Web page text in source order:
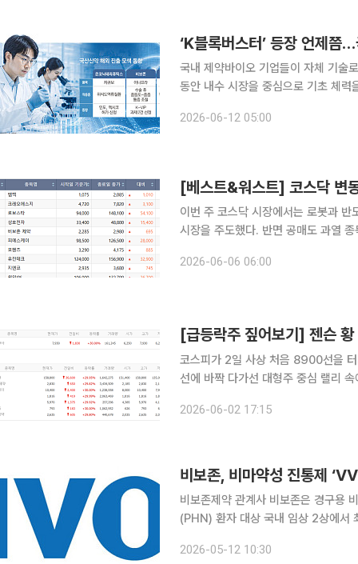
‘K블록버스터’ 등장 언제쯤
국내 제약바이오 기업들이 자체 기술
동안 내수 시장을 중심으로 기초 체
2026-06-12 05:00
이번 주 코스닥 시장에서는 로봇과
시장을 주도했다. 반면 공매도 과열
101.92포인트(9.23%) 내린
2026-06-06 06:00
코스피가 2일 사상 처음 8900선을
선에 바짝 다가선 대형주 중심 랠리
상한가를 기록했고, 코스닥 시장에서
2026-06-02 17:15
비보존, 비마약성 진통제
비보존제약 관계사 비보존은 경구용
(PHN) 환자 대상 국내 임상 2상에서 최
통증 질환이다. 극심한 통증과 수면
2026-05-12 10:30